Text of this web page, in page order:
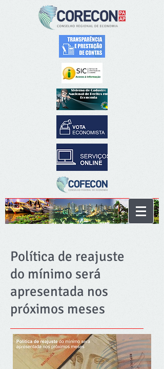
Política de reajuste
do mínimo será
apresentada nos
próximos meses